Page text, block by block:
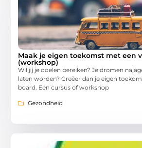
Maak je eigen toekomst met een
(workshop)
Wil jij je doelen bereiken? Je dromen
laten worden? Creëer dan je eigen
board. Een cursus of workshop
Gezondheid